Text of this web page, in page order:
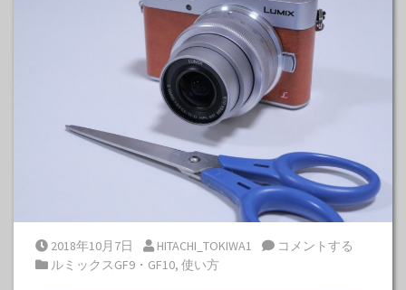
Posted on
2018年10月7日 Posted by
HITACHI_TOKIWA1
コメントする
Posted in
ルミックスGF9・GF10, 使い方